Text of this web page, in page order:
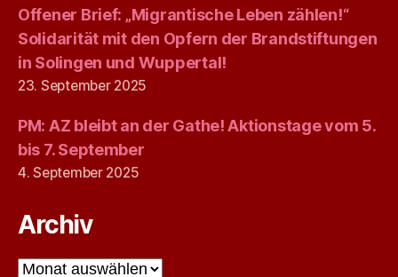
Offener Brief: „Migrantische Leben zählen!“
Solidarität mit den Opfern der Brandstiftungen
in Solingen und Wuppertal!
23. September 2025
PM: AZ bleibt an der Gathe! Aktionstage vom 5.
bis 7. September
4. September 2025
Archiv
Archiv